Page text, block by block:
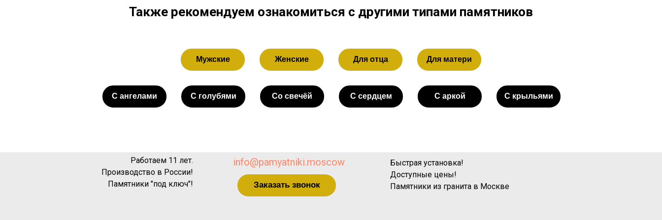
Также рекомендуем ознакомиться с другими типами памятников
Мужские Женские Для отца Для матери
С ангелами С голубями Со свечёй С сердцем С аркой С крыльями
Работаем 11 лет.
Производство в России!
Памятники "под ключ"!
info@pamyatniki.moscow
Быстрая установка!
Доступные цены!
Памятники из гранита в Москве
Заказать звонок